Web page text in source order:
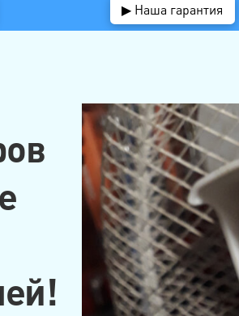
▶ Наша гарантия